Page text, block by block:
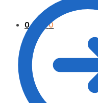
0.00 € 0